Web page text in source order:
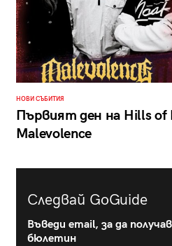
НОВИ СЪБИТИЯ
Първият ден на Hills of
Malevolence
Следвай GoGuide
Въведи email, за да
бюлетин